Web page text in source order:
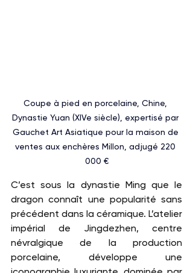
Coupe à pied en porcelaine, Chine,
Dynastie Yuan (XIVe siècle), expertisé par
Gauchet Art Asiatique pour la maison de
ventes aux enchères Millon, adjugé 220
000 €
C’est sous la dynastie Ming que le
dragon connaît une popularité sans
précédent dans la céramique. L’atelier
impérial de Jingdezhen, centre
névralgique de la production
porcelaine, développe une